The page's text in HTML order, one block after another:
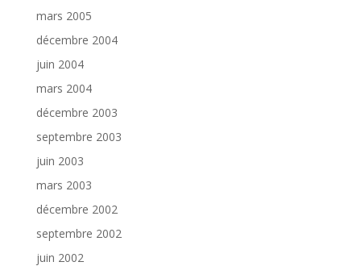
mars 2005
décembre 2004
juin 2004
mars 2004
décembre 2003
septembre 2003
juin 2003
mars 2003
décembre 2002
septembre 2002
juin 2002